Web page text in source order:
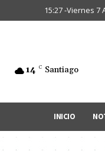
15:27 -Viernes 7
14 C Santiago
INICIO